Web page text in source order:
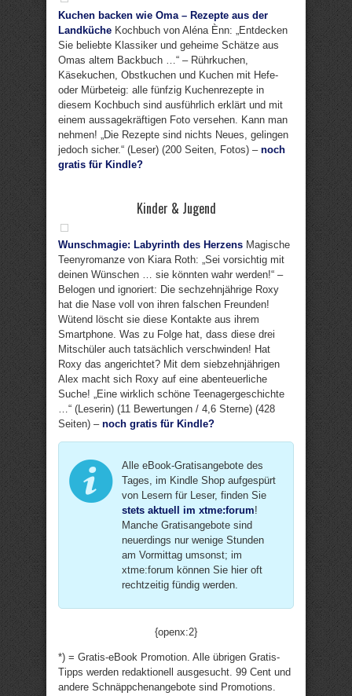
Kuchen backen wie Oma – Rezepte aus der
Landküche Kochbuch von Aléna Ènn: „Entdecken
Sie beliebte Klassiker und geheime Schätze aus
Omas altem Backbuch …“ – Rührkuchen,
Käsekuchen, Obstkuchen und Kuchen mit Hefe-
oder Mürbeteig: alle fünfzig Kuchenrezepte in
diesem Kochbuch sind ausführlich erklärt und mit
einem aussagekräftigen Foto versehen. Kann man
nehmen! „Die Rezepte sind nichts Neues, gelingen
jedoch sicher.“ (Leser) (200 Seiten, Fotos) – noch
gratis für Kindle?
Kinder & Jugend
Wunschmagie: Labyrinth des Herzens Magische
Teenyromanze von Kiara Roth: „Sei vorsichtig mit
deinen Wünschen … sie könnten wahr werden!“ –
Belogen und ignoriert: Die sechzehnjährige Roxy
hat die Nase voll von ihren falschen Freunden!
Wütend löscht sie diese Kontakte aus ihrem
Smartphone. Was zu Folge hat, dass diese drei
Mitschüler auch tatsächlich verschwinden! Hat
Roxy das angerichtet? Mit dem siebzehnjährigen
Alex macht sich Roxy auf eine abenteuerliche
Suche! „Eine wirklich schöne Teenagergeschichte
…“ (Leserin) (11 Bewertungen / 4,6 Sterne) (428
Seiten) – noch gratis für Kindle?
Alle eBook-Gratisangebote des
Tages, im Kindle Shop aufgespürt
von Lesern für Leser, finden Sie
stets aktuell im xtme:forum!
Manche Gratisangebote sind
neuerdings nur wenige Stunden
am Vormittag umsonst; im
xtme:forum können Sie hier oft
rechtzeitig fündig werden.
{openx:2}
*) = Gratis-eBook Promotion. Alle übrigen Gratis-
Tipps werden redaktionell ausgesucht. 99 Cent und
andere Schnäppchenangebote sind Promotions.